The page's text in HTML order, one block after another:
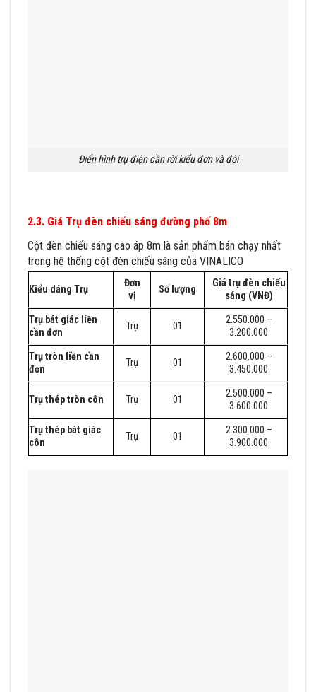
Điển hình trụ điện cần rời kiểu đơn và đôi
2.3. Giá Trụ đèn chiếu sáng đường phố 8m
Cột đèn chiếu sáng cao áp 8m là sản phẩm bán chạy nhất
trong hệ thống cột đèn chiếu sáng của VINALICO
Kiểu dáng Trụ
Đơn
vị
Số lượng
Giá trụ đèn chiếu
sáng (VNĐ)
Trụ bát giác liền
cần đơn
Trụ 01
2.550.000 –
3.200.000
Trụ tròn liền cần
đơn
Trụ 01
2.600.000 –
3.450.000
Trụ thép tròn côn Trụ 01
2.500.000 –
3.600.000
Trụ thép bát giác
côn
Trụ 01
2.300.000 –
3.900.000